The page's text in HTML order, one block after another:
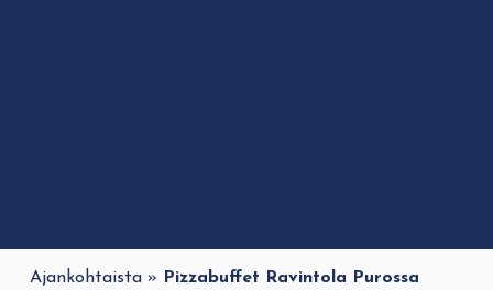
Ajankohtaista » Pizzabuffet Ravintola Purossa